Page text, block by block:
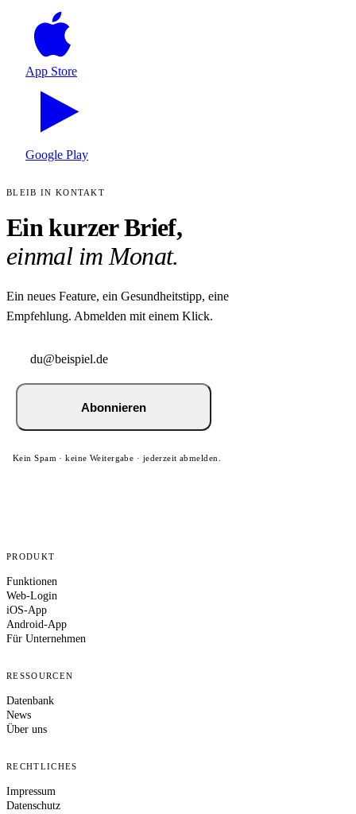
App Store
Google Play
BLEIB IN KONTAKT
Ein kurzer Brief,
einmal im Monat.
Ein neues Feature, ein Gesundheitstipp, eine
Empfehlung. Abmelden mit einem Klick.
Abonnieren
Kein Spam · keine Weitergabe · jederzeit abmelden.
PRODUKT
Funktionen
Web-Login
iOS-App
Android-App
Für Unternehmen
RESSOURCEN
Datenbank
News
Über uns
RECHTLICHES
Impressum
Datenschutz